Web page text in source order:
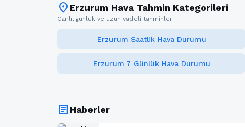
location_on Erzurum Hava Tahmin Kategorileri
Canlı, günlük ve uzun vadeli tahminler
Erzurum Saatlik Hava Durumu
Erzurum 7 Günlük Hava Durumu
articleHaberler